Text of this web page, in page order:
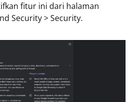
fitur ini dari halaman
Security > Security.